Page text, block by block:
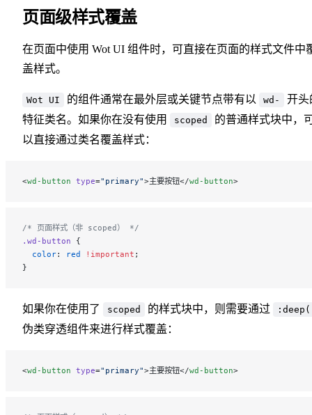
页面级样式覆盖
在页面中使用 Wot UI 组件时，可直接在页面的样式文件中
盖样式。
Wot UI 的组件通常在最外层或关键节点带有以 wd-
开头
特征类名。如果你在没有使用
scoped
的普通样式块中，
以直接通过类名覆盖样式：
<wd-button type="primary">主要按钮</wd-button>
/* 页面样式（非 scoped） */
.wd-button {
  color
: red !important ;
}
如果你在使用了 scoped 的样式块中，则需要通过
伪类穿透组件来进行样式覆盖：
<wd-button type="primary">主要按钮</wd-button>